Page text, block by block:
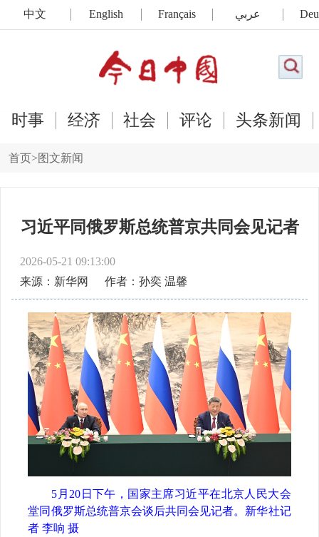
中文 English Français عربي
时事 经济 社会 评论 头条新闻
首页>图文新闻
习近平同俄罗斯总统普京共同会见记者
2026-05-21 09:13:00
来源：新华网
作者：孙奕 温馨
5月20日下午，国家主席习近平在北京人民大会
堂同俄罗斯总统普京会谈后共同会见记者。新华社记
者 李响 摄